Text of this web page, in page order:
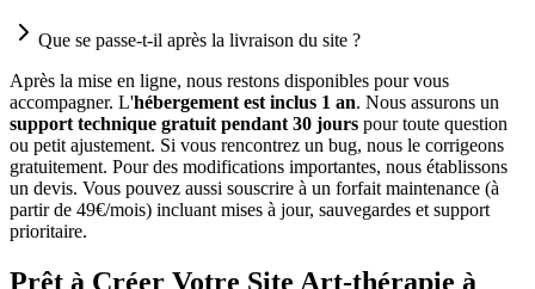
Que se passe-t-il après la livraison du site ?
Après la mise en ligne, nous restons disponibles pour vous
accompagner. L'hébergement est inclus 1 an. Nous assurons un
support technique gratuit pendant 30 jours pour toute question
ou petit ajustement. Si vous rencontrez un bug, nous le corrigeons
gratuitement. Pour des modifications importantes, nous établissons
un devis. Vous pouvez aussi souscrire à un forfait maintenance (à
partir de 49€/mois) incluant mises à jour, sauvegardes et support
prioritaire.
Prêt à Créer Votre Site Art-thérapie à